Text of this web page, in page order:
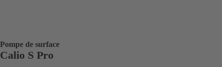
Pompe de surface
Calio S Pro